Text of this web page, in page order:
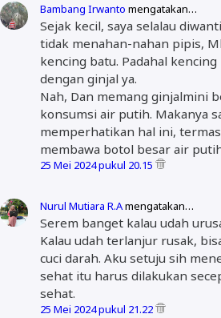
Bambang Irwanto mengatakan…
Sejak kecil, saya selalau
tidak menahan-nahan pipis,
kencing batu. Padahal
dengan ginjal ya.
Nah, Dan memang ginjalmini
konsumsi air putih. Makanya
memperhatikan hal ini,
membawa botol besar air
25 Mei 2024 pukul 20.15
Nurul Mutiara R.Amengatakan…
Serem banget kalau udah
Kalau udah terlanjur rusak,
cuci darah. Aku setuju sih
sehat itu harus dilakukan
sehat.
25 Mei 2024 pukul 21.22